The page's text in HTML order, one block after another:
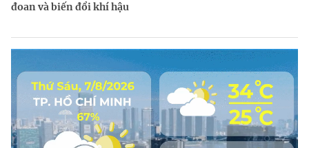
đoan và biến đổi khí hậu